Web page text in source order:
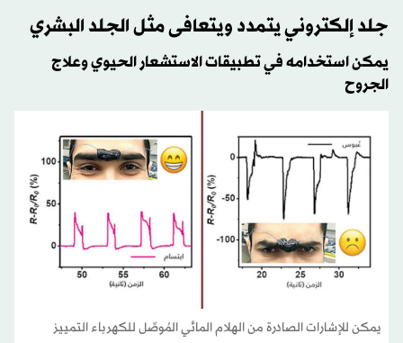
جلد إلكتروني يتمدد ويتعافى مثل الجلد البشري
يمكن استخدامه في تطبيقات الاستشعار الحيوي وعلاج
الجروح
يمكن للإشارات الصادرة من الهلام المائي المُوصِّل للكهرباء التمييز